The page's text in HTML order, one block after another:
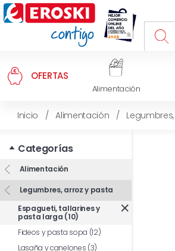
OFERTAS
Alimentación
Inicio / Alimentación /
Categorías
Alimentación
Legumbres, arroz y pasta
Espagueti, tallarines y
pasta larga (10)
Fideos y pasta sopa (12)
Lasaña y canelones (3)